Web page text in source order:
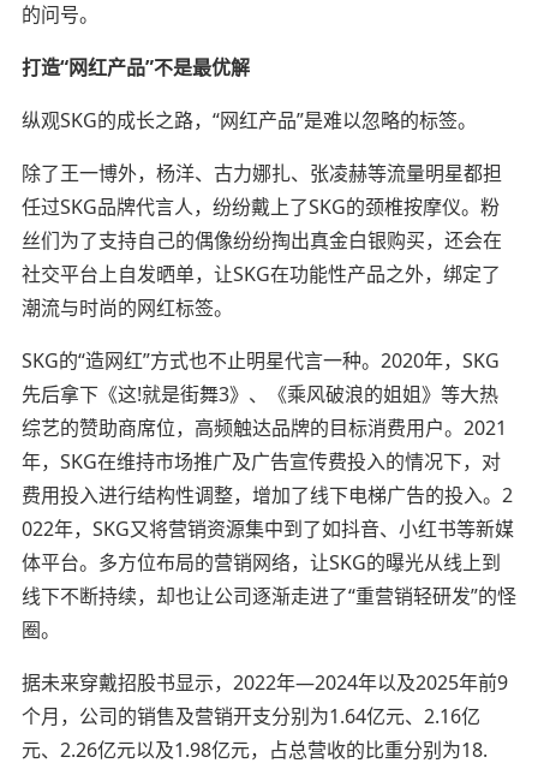
的问号。
打造“网红产品”不是最优解
纵观SKG的成长之路，“网红产品”是难以忽略的标签。
除了王一博外，杨洋、古力娜扎、张凌赫等流量明星都担
任过SKG品牌代言人，纷纷戴上了SKG的颈椎按摩仪。粉
丝们为了支持自己的偶像纷纷掏出真金白银购买，还会在
社交平台上自发晒单，让SKG在功能性产品之外，绑定了
潮流与时尚的网红标签。
SKG的“造网红”方式也不止明星代言一种。2020年，SKG
先后拿下《这!就是街舞3》、《乘风破浪的姐姐》等大热
综艺的赞助商席位，高频触达品牌的目标消费用户。2021
年，SKG在维持市场推广及广告宣传费投入的情况下，对
费用投入进行结构性调整，增加了线下电梯广告的投入。2
022年，SKG又将营销资源集中到了如抖音、小红书等新媒
体平台。 多方位布局的营销网络，让SKG的曝光从线上到
线下不断持续，却也让公司逐渐走进了“重营销轻研发”的怪
圈。
据未来穿戴招股书显示，2022年—2024年以及2025年前9
个月，公司的销售及营销开支分别为1.64亿元、2.16亿
元、2.26亿元以及1.98亿元，占总营收的比重分别为18.